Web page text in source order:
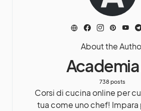
About the
738 posts
Corsi di cucina online per
tua come uno chef! Impara